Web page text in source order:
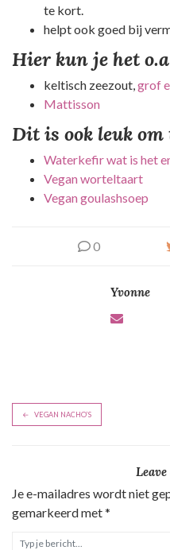
te kort.
helpt ook goed bij
Hier kun je het
keltisch zeezout,grof
Mattisson
Dit is ook leuk om
Waterkefir wat is het
Vegan worteltaart
Vegan goulashsoep
0
Yvonne
B
c
h
VEGAN NACHO’S
Je e-mailadres wordt niet
gemarkeerd met*